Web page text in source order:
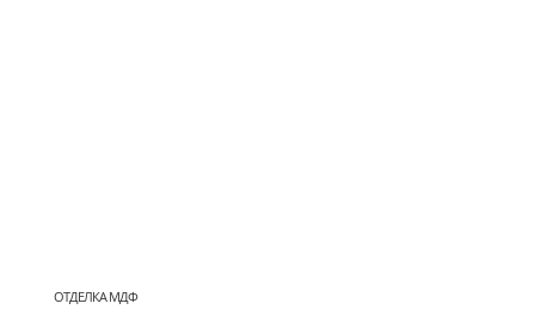
ОТДЕЛКА МДФ